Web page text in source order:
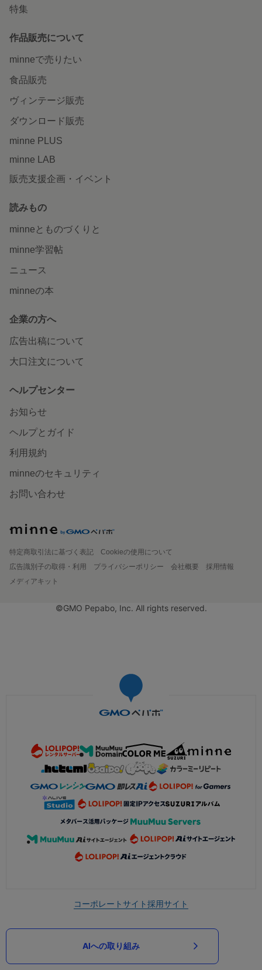
特集
作品販売について
minneで売りたい
食品販売
ヴィンテージ販売
ダウンロード販売
minne PLUS
minne LAB
販売支援企画・イベント
読みもの
minneとものづくりと
minne学習帖
ニュース
minneの本
企業の方へ
広告出稿について
大口注文について
ヘルプセンター
お知らせ
ヘルプとガイド
利用規約
minneのセキュリティ
お問い合わせ
特定商取引法に基づく表記
Cookieの使用について
広告識別子の取得・利用
プライバシーポリシー 会社概要
採用情報
メディアキット
©GMO Pepabo, Inc. All rights reserved.
コーポレートサイト採用サイト
AIへの取り組み